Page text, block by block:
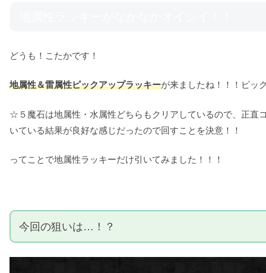
どうも！こたかです！
地属性＆雷属性ピックアップラッキーが来ましたね！！！ピッ
☆５魔石は地属性・水属性どちらもクリアしているので、正直
いている結果が良好な感じだったので回すことを決意！！
ってことで地属性ラッキーだけ引いてみました！！！
今回の狙いは…！？